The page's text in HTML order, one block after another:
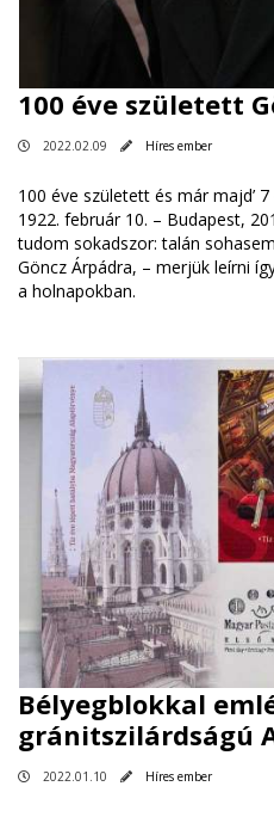
100 éve született
2022.02.09 Híres ember
100 éve született és már majd’
1922. február 10. – Budapest,
tudom sokadszor: talán
Göncz Árpádra, – merjük leírni
a holnapokban.
Bélyegblokkal
gránitszilárdságú
2022.01.10 Híres ember